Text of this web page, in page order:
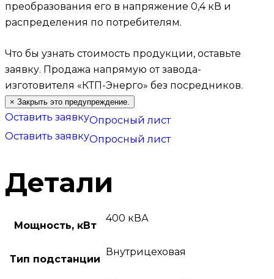
преобразования его в напряжение 0,4 кВ и
распределения по потребителям.
Что бы узнать стоимость продукции, оставьте
заявку. Продажа напрямую от завода-
изготовителя «КТП-Энерго» без посредников.
× Закрыть это предупреждение.
Оставить заявкуОпросный лист
Оставить заявкуОпросный лист
Детали
Мощность, кВт
400 кВА
Тип подстанции
Внутрицеховая